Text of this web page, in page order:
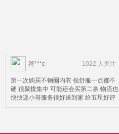
符***c 1022 人关注
第一次购买不钢圈内衣 很舒服一点都不
硬 很聚拢集中 可能还会买第二条 物流也
快快递小哥服务很好送到家 给五星好评